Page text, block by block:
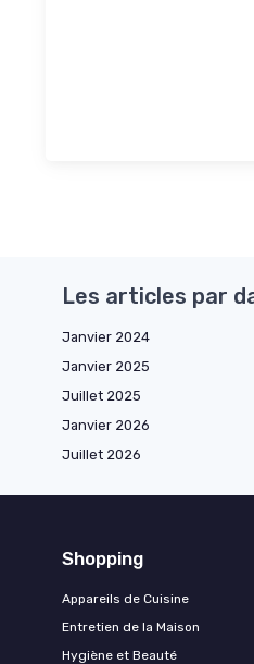
Les articles par
Janvier 2024
Janvier 2025
Juillet 2025
Janvier 2026
Juillet 2026
Shopping
Appareils de Cuisine
Entretien de la Maison
Hygiène et Beauté